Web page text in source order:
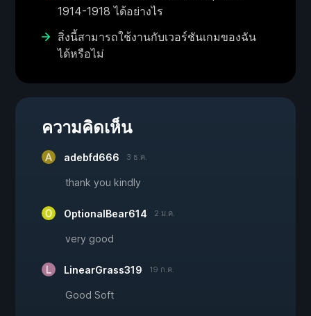
1914-1918 ได้อย่างไร
สิ่งนี้สามารถใช้งานกับเวอร์ชันเกมของฉัน
ได้หรือไม่
ความคิดเห็น
adebfd666 3 ธ.ค.
thank you kindly
OptionalBear614 2 ม.ค.
very good
LinearGrass319 19 ก.ค.
Good Soft